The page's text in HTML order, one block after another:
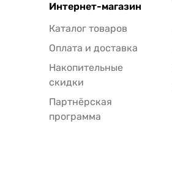
Интернет-магазин
Каталог товаров
Оплата и доставка
Накопительные
скидки
Партнёрская
программа